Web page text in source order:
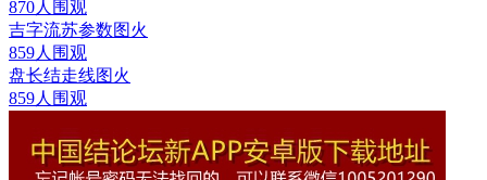
870人围观
吉字流苏参数图火
859人围观
盘长结走线图火
859人围观